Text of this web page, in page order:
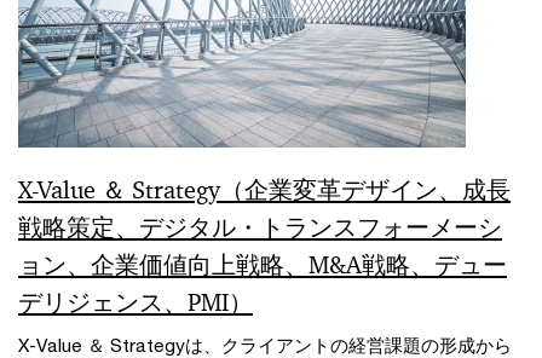
X-Value ＆ Strategy（企業変革デザイン、成長
戦略策定、デジタル・トランスフォーメーシ
ョン、企業価値向上戦略、M&A戦略、デュー
デリジェンス、PMI）
X-Value ＆ Strategyは、クライアントの経営課題の形成から